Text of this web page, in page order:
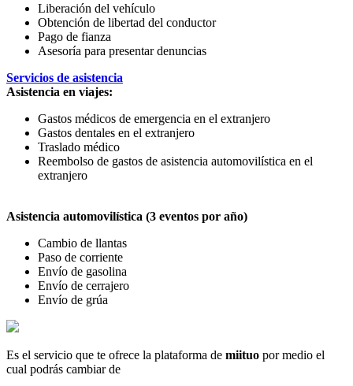
Liberación del vehículo
Obtención de libertad del conductor
Pago de fianza
Asesoría para presentar denuncias
Servicios de asistencia
Asistencia en viajes:
Gastos médicos de emergencia en el extranjero
Gastos dentales en el extranjero
Traslado médico
Reembolso de gastos de asistencia automovilística en el
extranjero
Asistencia automovilística (3 eventos por año)
Cambio de llantas
Paso de corriente
Envío de gasolina
Envío de cerrajero
Envío de grúa
Es el servicio que te ofrece la plataforma de miituo por medio el
cual podrás cambiar de